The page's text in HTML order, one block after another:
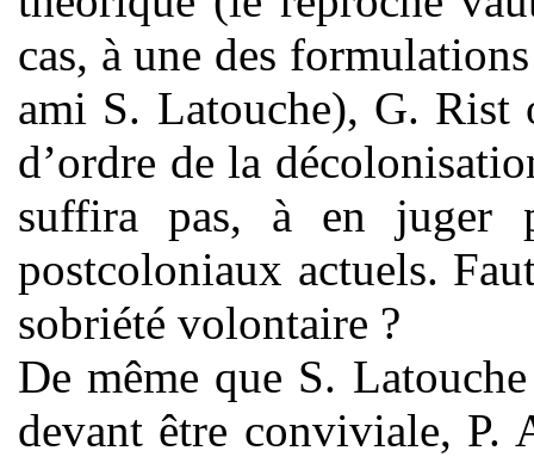
cas, à une des
ami S. Latouche), G. Rist
d’ordre de la
suffira pas, à en juger
postcoloniaux actuels.
sobriété volontaire ?
De même que S.
devant être conviviale, P.